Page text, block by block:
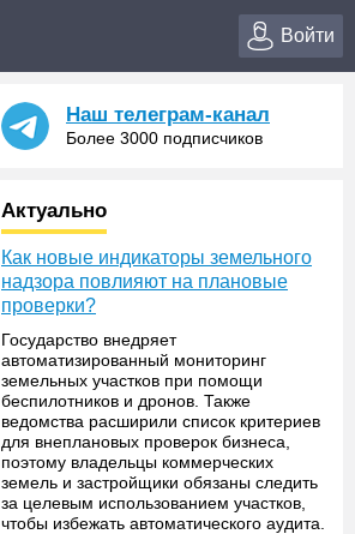
Войти
Наш телеграм-канал
Более 3000 подписчиков
Актуально
Как новые индикаторы земельного
надзора повлияют на плановые
проверки?
Государство внедряет
автоматизированный мониторинг
земельных участков при помощи
беспилотников и дронов. Также
ведомства расширили список критериев
для внеплановых проверок бизнеса,
поэтому владельцы коммерческих
земель и застройщики обязаны следить
за целевым использованием участков,
чтобы избежать автоматического аудита.